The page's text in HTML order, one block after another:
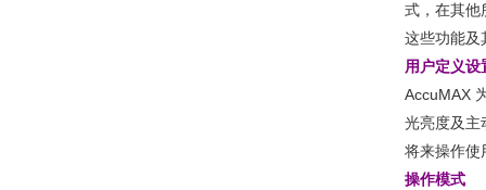
式，在其他
这些功能及
用户定义设
AccuMAX
光亮度及主
将来操作
操作模式